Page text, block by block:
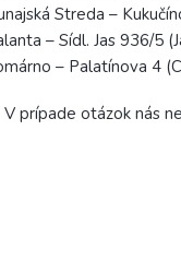
Streda –
– Sídl. Jas 936/5
– Palatínova 4
V prípade otázok nás